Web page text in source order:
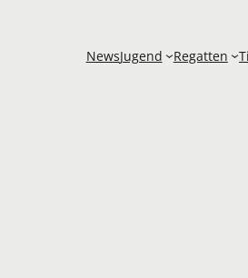
NewsJugend Regatten